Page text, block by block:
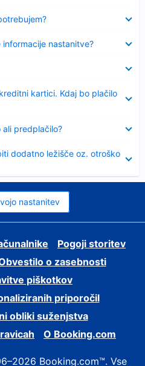
nastanitve?
kartici. Kdaj bo plačilo
ali predplačilo?
dodatno ležišče oz. otroško
nastanitev
Pogoji storitev
o zasebnosti
piškotkov
priporočil
obliki suženjstva
O Booking.com
Booking.com™. Vse